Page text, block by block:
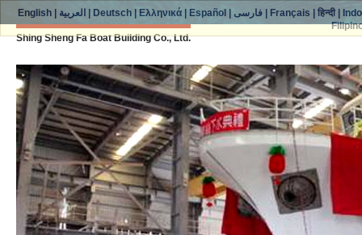
Shing Sheng Fa Boat Building Co., Ltd.
English| العربية Deutsch| Ελληνικά| Español فارسی| Français हिन्दी|